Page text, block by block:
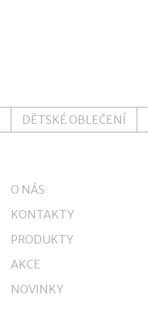
DĚTSKÉ OBLEČENÍ
O NÁS
KONTAKTY
PRODUKTY
AKCE
NOVINKY